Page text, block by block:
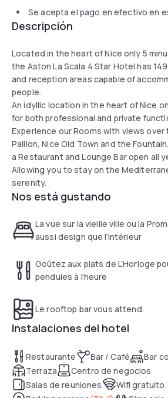
Se acepta el pago en efectivo en
Descripción
Located in the heart of Nice only 5
the Aston La Scala 4 Star Hotel has
and reception areas capable of
people.
An idyllic location in the heart of Nice
for both professional and private
Experience our Rooms with views over
Paillon, Nice Old Town and the
a Restaurant and Lounge Bar open all
Allowing you to stay on the
serenity.
Nos está gustando
La vue sur la vieille ville ou la
aussi design que l’intérieur
Goûtez aux plats de L’Horloge
pendules à l’heure
Le rooftop bar vous attend.
Instalaciones del hotel
Restaurante Bar / Café
Bar
Terraza
Centro de negocios
Salas de reuniones
Wifi gratuito